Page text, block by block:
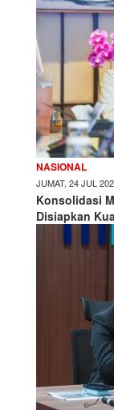
NASIONAL
JUMAT, 24 JUL
Konsolidasi
Disiapkan